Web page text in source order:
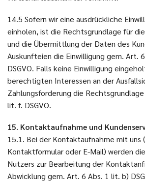
14.5 Sofern wir eine ausdrückliche
einholen, ist die Rechtsgrundlage für
und die Übermittlung der Daten des
Auskunfteien die Einwilligung gem. Art.
DSGVO. Falls keine Einwilligung
berechtigten Interessen an der
Zahlungsforderung die
lit. f. DSGVO.
15. Kontaktaufnahme und
15.1. Bei der Kontaktaufnahme mit uns
Kontaktformular oder E-Mail) werden
Nutzers zur Bearbeitung der
Abwicklung gem. Art. 6 Abs. 1 lit. b)